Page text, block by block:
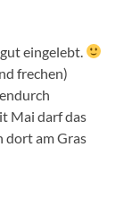
eingelebt.
frechen)
Mai darf das
dort am Gras